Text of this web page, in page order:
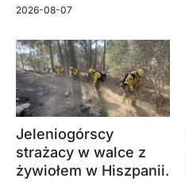
2026-08-07
Jeleniogórscy
strażacy w walce z
żywiołem w Hiszpanii.